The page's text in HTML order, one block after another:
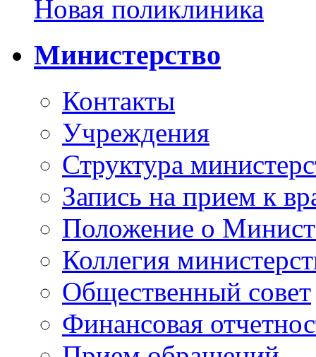
Новая поликлиника
Министерство
Контакты
Учреждения
Структура
Запись на прием к
Положение о
Коллегия
Общественный совет
Финансовая